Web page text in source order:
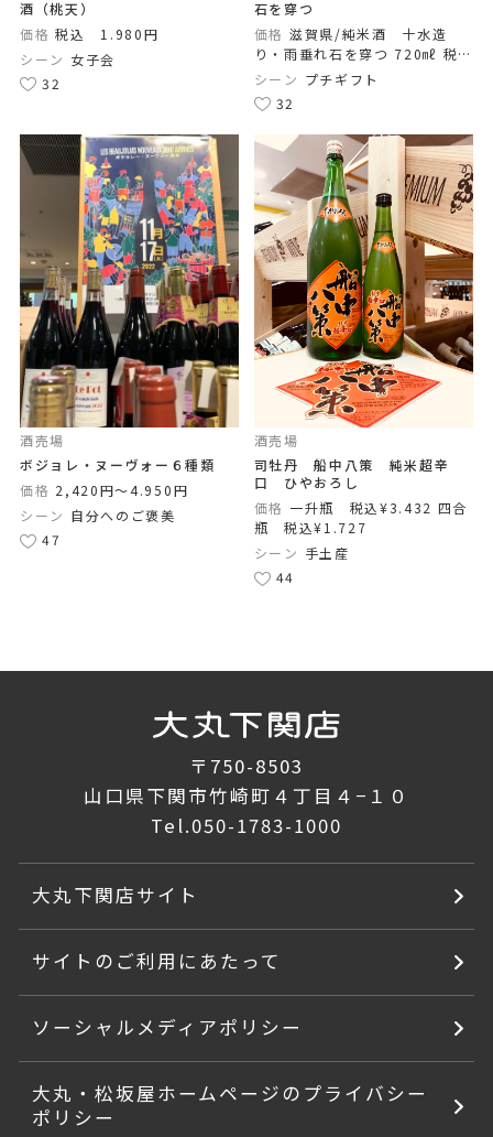
酒（桃天）
価格 税込 1.980円
シーン 女子会
32
石を穿つ
価格 滋賀県/純米酒 十水造
り・雨垂れ石を穿つ 720㎖ 税
込1.760円 ◆茨城/月の井 純
米酒 1800㎖ 税込2.970円
◆福島県/大七 純米生酛 720
㎖ 税込1.390円
シーン プチギフト
32
酒売場
ボジョレ・ヌーヴォー６種類
価格 2,420円〜4.950円
シーン 自分へのご褒美
47
酒売場
司牡丹 船中八策 純米超辛
口 ひやおろし
価格 一升瓶 税込¥3.432 四合
瓶 税込¥1.727
シーン 手土産
44
〒750-8503
山口県下関市竹崎町４丁目４−１０
Tel.050-1783-1000
大丸下関店サイト
サイトのご利用にあたって
ソーシャルメディアポリシー
大丸・松坂屋ホームページのプライバシー
ポリシー